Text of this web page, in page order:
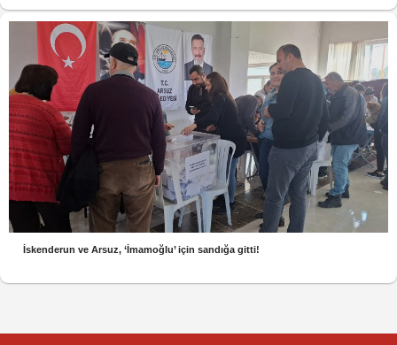
İskenderun ve Arsuz, ‘İmamoğlu’ için sandığa gitti!